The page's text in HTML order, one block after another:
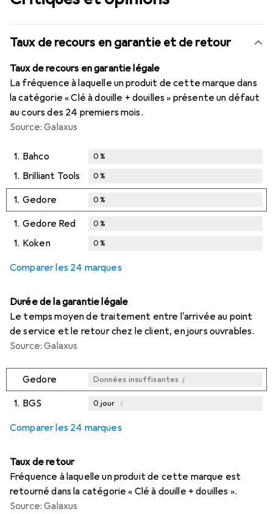
Taux de recours en garantie et de retour
Taux de recours en garantie légale
La fréquence à laquelle un produit de cette marque dans
la catégorie « Clé à douille + douilles » présente un défaut
au cours des 24 premiers mois.
Source: Galaxus
1. Bahco 0%
1. Brilliant Tools 0%
1. Gedore 0%
1. Gedore Red 0%
1. Koken 0%
Comparer les 24 marques
Durée de la garantie légale
Le temps moyen de traitement entre l'arrivée au point
de service et le retour chez le client, en jours ouvrables.
Source: Galaxus
Gedore Données insuffisantes i
1. BGS 0jour i
Comparer les 24 marques
Taux de retour
Fréquence à laquelle un produit de cette marque est
retourné dans la catégorie « Clé à douille + douilles ».
Source: Galaxus